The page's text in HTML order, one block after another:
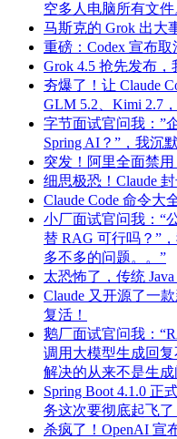
空多人电脑所有文件
马斯克的 Grok 出大
重磅：Codex 宣布取
Grok 4.5 抢先发布
夯爆了！让 Claude
GLM 5.2、Kimi 2.7
字节面试官问我：”
Spring AI？”，我沉
突发！阿里全面禁用
细思极恐！Claude
Claude Code 命令大
小厂面试官问我：“
替 RAG 可行吗？”
多不多的问题。。”
太恐怖了，传统
Claude 又开源了一
复活！
鹅厂面试官问我：
调用大模型生成回
解决的从来不是生成
Spring Boot 4.1.0 正
务这次要彻底起飞了
杀疯了！OpenAI 宣